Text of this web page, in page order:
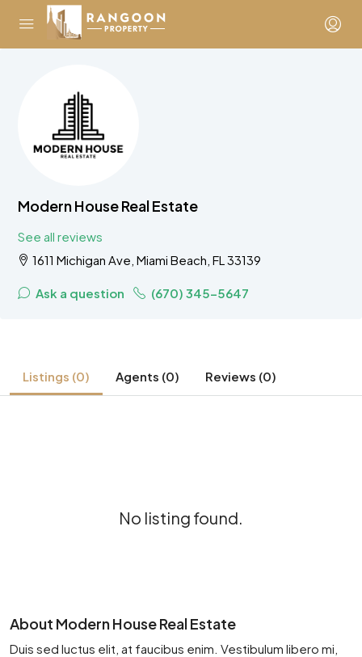
Modern House Real Estate
See all reviews
1611 Michigan Ave, Miami Beach, FL 33139
Ask a question (670) 345-5647
Listings (0) Agents (0) Reviews (0)
No listing found.
About Modern House Real Estate
Duis sed luctus elit, at faucibus enim. Vestibulum libero mi,